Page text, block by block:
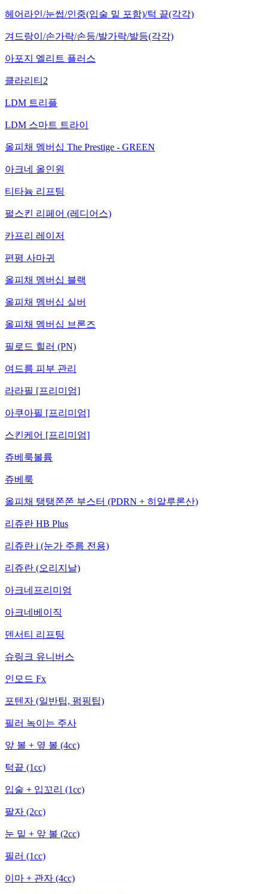
헤어라인/눈썹/인중(입술 밑 포함)/턱 끝(각각)
겨드랑이/손가락/손등/발가락/발등(각각)
아포지 엘리트 플러스
클라리티2
LDM 트리플
LDM 스마트 트라이
올피채 멤버십 The Prestige - GREEN
아크네 올인원
티타늄 리프팅
펄스킨 리페어 (레디어스)
카프리 레이저
편평 사마귀
올피채 멤버십 블랙
올피채 멤버십 실버
올피채 멤버십 브론즈
필로드 힐러 (PN)
여드름 피부 관리
라라필 [프리미엄]
아쿠아필 [프리미엄]
스킨케어 [프리미엄]
쥬베룩볼륨
쥬베룩
올피채 탱탱쫀쫀 부스터 (PDRN + 히알루론산)
리쥬란 HB Plus
리쥬란 i (눈가 주름 전용)
리쥬란 (오리지날)
아크네프리미엄
아크네베이직
덴서티 리프팅
슈링크 유니버스
인모드 Fx
포텐자 (일반팁, 펌핑팁)
필러 녹이는 주사
앞 볼 + 옆 볼 (4cc)
턱끝 (1cc)
입술 + 입꼬리 (1cc)
팔자 (2cc)
눈 밑 + 앞 볼 (2cc)
필러 (1cc)
이마 + 관자 (4cc)